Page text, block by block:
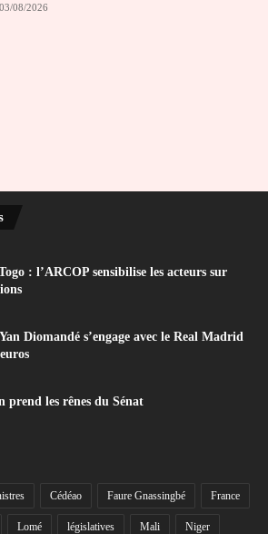
03/08/2026
: l’ARCOP sensibilise les acteurs sur
Diomandé s’engage avec le Real Madrid
prend les rênes du Sénat
Cédéao Faure Gnassingbé France
Lomé législatives Mali Niger